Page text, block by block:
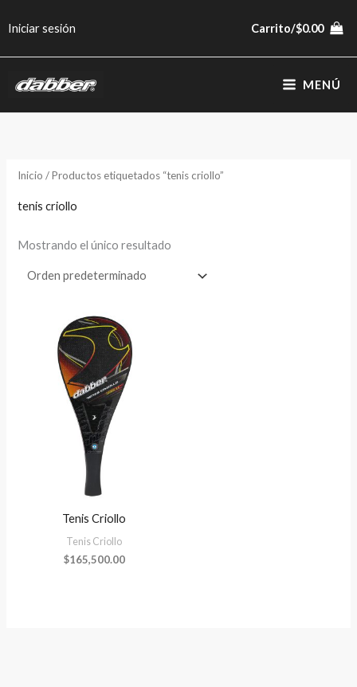
Iniciar sesión Carrito/$0.00
MENÚ
Inicio / Productos etiquetados “tenis criollo”
tenis criollo
Mostrando el único resultado
Tenis Criollo
Tenis Criollo
$165,500.00